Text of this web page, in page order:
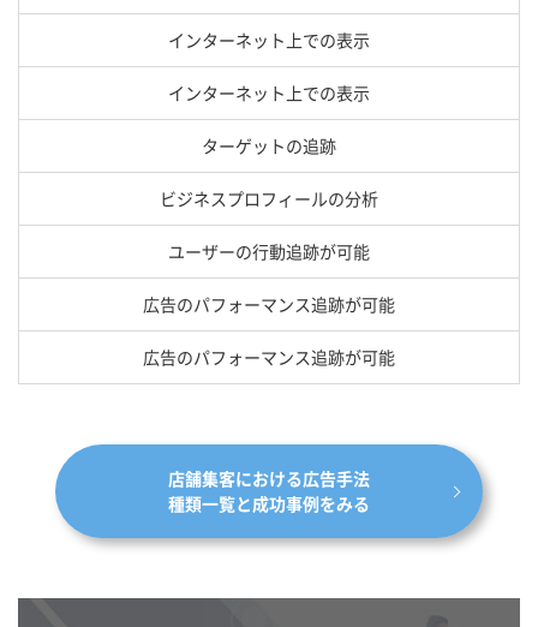
インターネット上での表示
インターネット上での表示
ターゲットの追跡
ビジネスプロフィールの分析
ユーザーの行動追跡が可能
広告のパフォーマンス追跡が可能
広告のパフォーマンス追跡が可能
店舗集客における広告手法
種類一覧と成功事例をみる